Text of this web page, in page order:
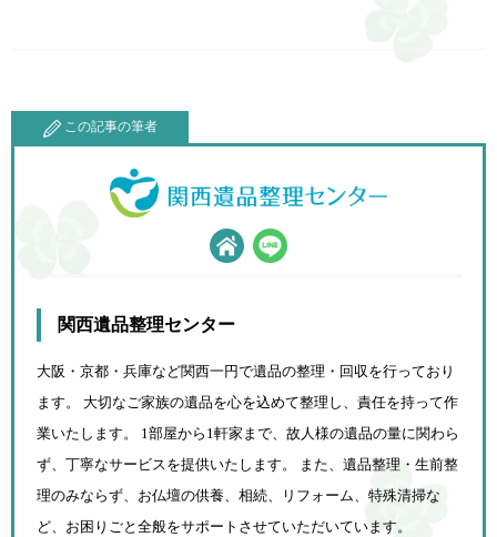
この記事の筆者
関西遺品整理センター
大阪・京都・兵庫など関西一円で遺品の整理・回収を行っており
ます。 大切なご家族の遺品を心を込めて整理し、責任を持って作
業いたします。 1部屋から1軒家まで、故人様の遺品の量に関わら
ず、 丁寧なサービスを提供いたします。 また、遺品整理・生前整
理のみならず、お仏壇の供養、相続、
リフォーム、特殊清掃な
ど、お困りごと全般をサポートさせていただいています。